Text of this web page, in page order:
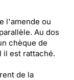
l'amende ou
Au dos
chèque de
il est rattaché.
de la